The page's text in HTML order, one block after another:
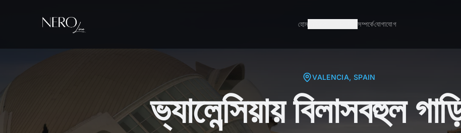
হোম সম্পর্কেযোগাযোগ
VALENCIA, SPAIN
ভ্যালেন্সিয়ায় বিলাসবহুল